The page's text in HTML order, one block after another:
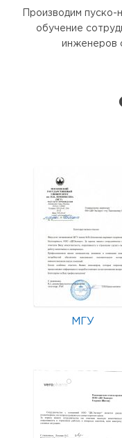
Производим пуско-
обучение
инженеров
МГУ